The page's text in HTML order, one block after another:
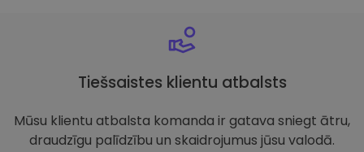
Tiešsaistes klientu atbalsts
Mūsu klientu atbalsta komanda ir gatava sniegt ātru,
draudzīgu palīdzību un skaidrojumus jūsu valodā.